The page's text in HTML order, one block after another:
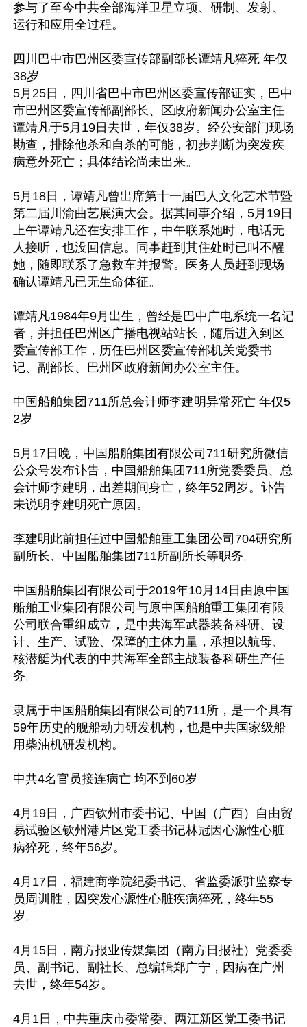
参与了至今中共全部海洋卫星立项、研制、发射、
运行和应用全过程。
四川巴中市巴州区委宣传部副部长谭靖凡猝死 年仅
38岁
5月25日，四川省巴中市巴州区委宣传部证实，巴中
市巴州区委宣传部副部长、区政府新闻办公室主任
谭靖凡于5月19日去世，年仅38岁。经公安部门现场
勘查，排除他杀和自杀的可能，初步判断为突发疾
病意外死亡；具体结论尚未出来。
5月18日，谭靖凡曾出席第十一届巴人文化艺术节暨
第二届川渝曲艺展演大会。据其同事介绍，5月19日
上午谭靖凡还在安排工作，中午联系她时，电话无
人接听，也没回信息。同事赶到其住处时已叫不醒
她，随即联系了急救车并报警。医务人员赶到现场
确认谭靖凡已无生命体征。
谭靖凡1984年9月出生，曾经是巴中广电系统一名记
者，并担任巴州区广播电视站站长，随后进入到区
委宣传部工作，历任巴州区委宣传部机关党委书
记、副部长、巴州区政府新闻办公室主任。
中国船舶集团711所总会计师李建明异常死亡 年仅5
2岁
5月17日晚，中国船舶集团有限公司711研究所微信
公众号发布讣告，中国船舶集团711所党委委员、总
会计师李建明，出差期间身亡，终年52周岁。讣告
未说明李建明死亡原因。
李建明此前担任过中国船舶重工集团公司704研究所
副所长、中国船舶集团711所副所长等职务。
中国船舶集团有限公司于2019年10月14日由原中国
船舶工业集团有限公司与原中国船舶重工集团有限
公司联合重组成立，是中共海军武器装备科研、设
计、生产、试验、保障的主体力量，承担以航母、
核潜艇为代表的中共海军全部主战装备科研生产任
务。
隶属于中国船舶集团有限公司的711所，是一个具有
59年历史的舰船动力研发机构，也是中共国家级船
用柴油机研发机构。
中共4名官员接连病亡 均不到60岁
4月19日，广西钦州市委书记、中国（广西）自由贸
易试验区钦州港片区党工委书记林冠因心源性心脏
病猝死，终年56岁。
4月17日，福建商学院纪委书记、省监委派驻监察专
员周训胜，因突发心源性心脏疾病猝死，终年55
岁。
4月15日，南方报业传媒集团（南方日报社）党委委
员、副书记、副社长、总编辑郑广宁，因病在广州
去世，终年54岁。
4月1日，中共重庆市委常委、两江新区党工委书记